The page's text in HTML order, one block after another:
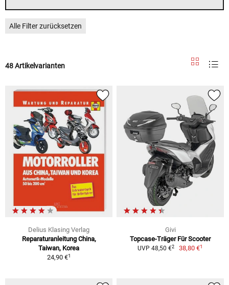
Alle Filter zurücksetzen
48 Artikelvarianten
Delius Klasing Verlag
Reparaturanleitung China,
Taiwan, Korea
24,90 €1
Givi
Topcase-Träger Für Scooter
UVP 48,50 €2 38,80 €1